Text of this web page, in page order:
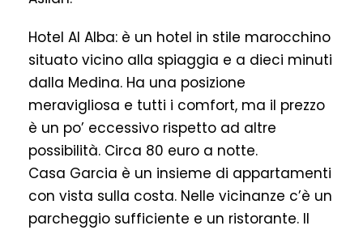
Hotel Al Alba: è un hotel in stile marocchino
situato vicino alla spiaggia e a dieci minuti
dalla Medina. Ha una posizione
meravigliosa e tutti i comfort, ma il prezzo
è un po’ eccessivo rispetto ad altre
possibilità. Circa 80 euro a notte.
Casa Garcia è un insieme di appartamenti
con vista sulla costa. Nelle vicinanze c’è un
parcheggio sufficiente e un ristorante. Il